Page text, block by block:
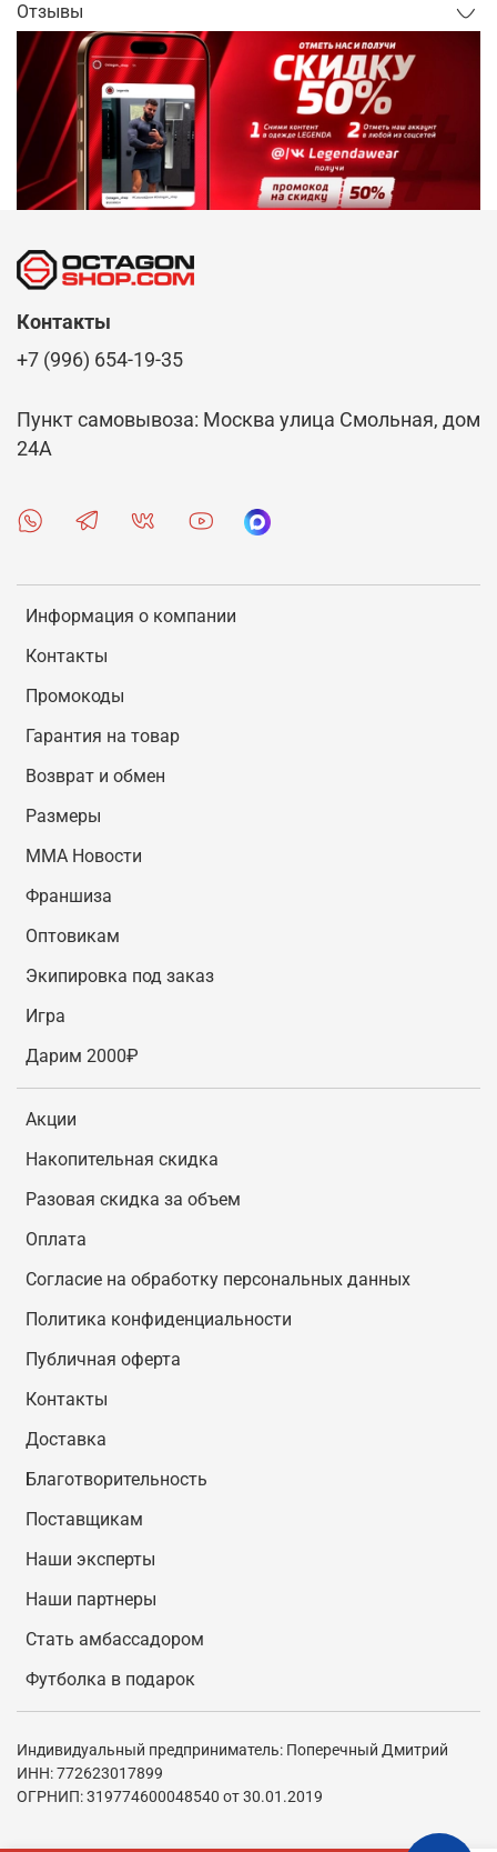
Отзывы
Информация о компании
Контакты
Промокоды
Гарантия на товар
Возврат и обмен
Размеры
MMA Новости
Франшиза
Оптовикам
Экипировка под заказ
Игра
Дарим 2000₽
Акции
Накопительная скидка
Разовая скидка за объем
Оплата
Согласие на обработку персональных данных
Политика конфиденциальности
Публичная оферта
Контакты
Доставка
Благотворительность
Поставщикам
Наши эксперты
Наши партнеры
Стать амбассадором
Футболка в подарок
Контакты
+7 (996) 654-19-35
Пункт самовывоза: Москва улица Смольная, дом
24А
Индивидуальный предприниматель: Поперечный Дмитрий
ИНН: 772623017899
ОГРНИП: 319774600048540 от 30.01.2019